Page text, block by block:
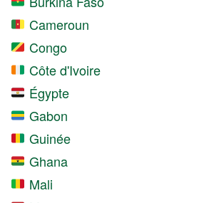
Cameroun
Congo
Côte d'Ivoire
Égypte
Gabon
Guinée
Ghana
Mali